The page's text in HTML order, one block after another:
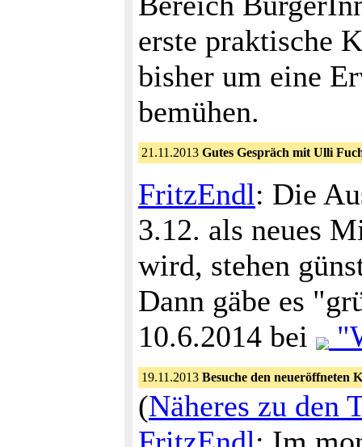
erste praktische
bisher um eine
bemühen.
21.11.2013 Gutes Gespräch mit Ulli
FritzEndl: Die
3.12. als neues
wird, stehen
Dann gäbe es
10.6.2014 bei
19.11.2013 Besuche den
(Näheres zu den